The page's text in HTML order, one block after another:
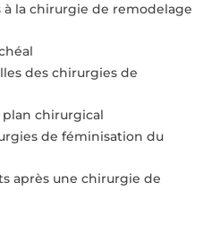
la chirurgie de remodelage
des chirurgies de
chirurgical
de féminisation du
après une chirurgie de